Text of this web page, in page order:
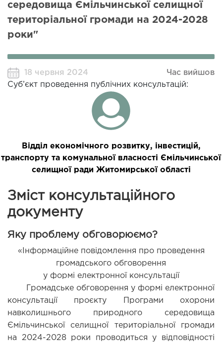
середовища Ємільчинської селищної
територіальної громади на 2024-2028
роки"
18 червня 2024
Час вийшов
Суб’єкт проведення публічних консультацій:
Відділ економічного розвитку, інвестицій,
транспорту та комунальної власності Ємільчинської
селищної ради Житомирської області
Зміст консультаційного
документу
Яку проблему обговорюємо?
«Інформаційне повідомлення про проведення
громадського обговорення
у формі електронної консультації
Громадське обговорення у формі електронної
консультації проєкту Програми охорони
навколишнього природного середовища
Ємільчинської селищної територіальної громади
на 2024-2028 роки проводиться у відповідності